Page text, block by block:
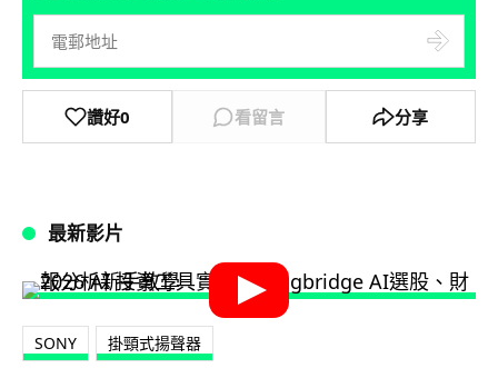
讚好0 看留言 分享
最新影片
SONY 掛頸式揚聲器